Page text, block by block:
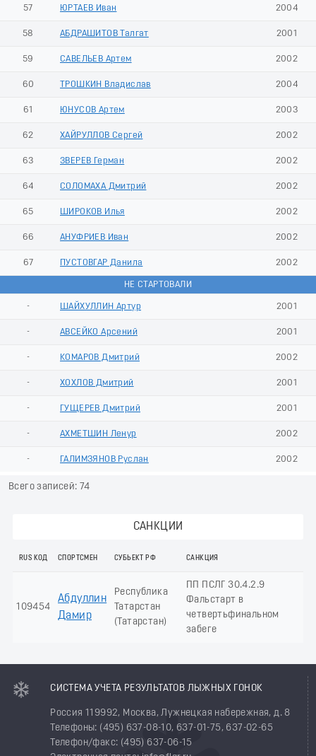
57 ЮРТАЕВ Иван 2004
58 АБДРАШИТОВ Талгат 2001
59 САВЕЛЬЕВ Артем 2002
60 ТРОШКИН Владислав 2004
61 ЮНУСОВ Артем 2003
62 ХАЙРУЛЛОВ Сергей 2002
63 ЗВЕРЕВ Герман 2002
64 СОЛОМАХА Дмитрий 2002
65 ШИРОКОВ Илья 2002
66 АНУФРИЕВ Иван 2002
67 ПУСТОВГАР Данила 2002
НЕ СТАРТОВАЛИ
- ШАЙХУЛЛИН Артур 2001
- АВСЕЙКО Арсений 2001
- КОМАРОВ Дмитрий 2002
- ХОХЛОВ Дмитрий 2001
- ГУЩЕРЕВ Дмитрий 2001
- АХМЕТШИН Ленур 2002
- ГАЛИМЗЯНОВ Руслан 2002
Всего записей: 74
САНКЦИИ
RUS КОД СПОРТСМЕН СУБЬЕКТ РФ САНКЦИЯ
109454
Абдуллин
Дамир
Республика
Татарстан
(Татарстан)
ПП ПСЛГ 30.4.2.9
Фальстарт в
четвертьфинальном
забеге
СИСТЕМА УЧЕТА РЕЗУЛЬТАТОВ ЛЫЖНЫХ ГОНОК
Россия 119992, Москва, Лужнецкая набережная, д. 8
Телефоны: (495) 637-08-10, 637-01-75, 637-02-65
Телефон/факс: (495) 637-06-15